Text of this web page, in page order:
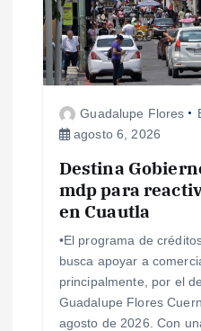
n
d
Guadalupe Flores
agosto 6, 2026
Destina
mdp para
en Cuautla
•El programa de
busca apoyar a
principalmente, por el
Guadalupe Flores
agosto de 2026. Con